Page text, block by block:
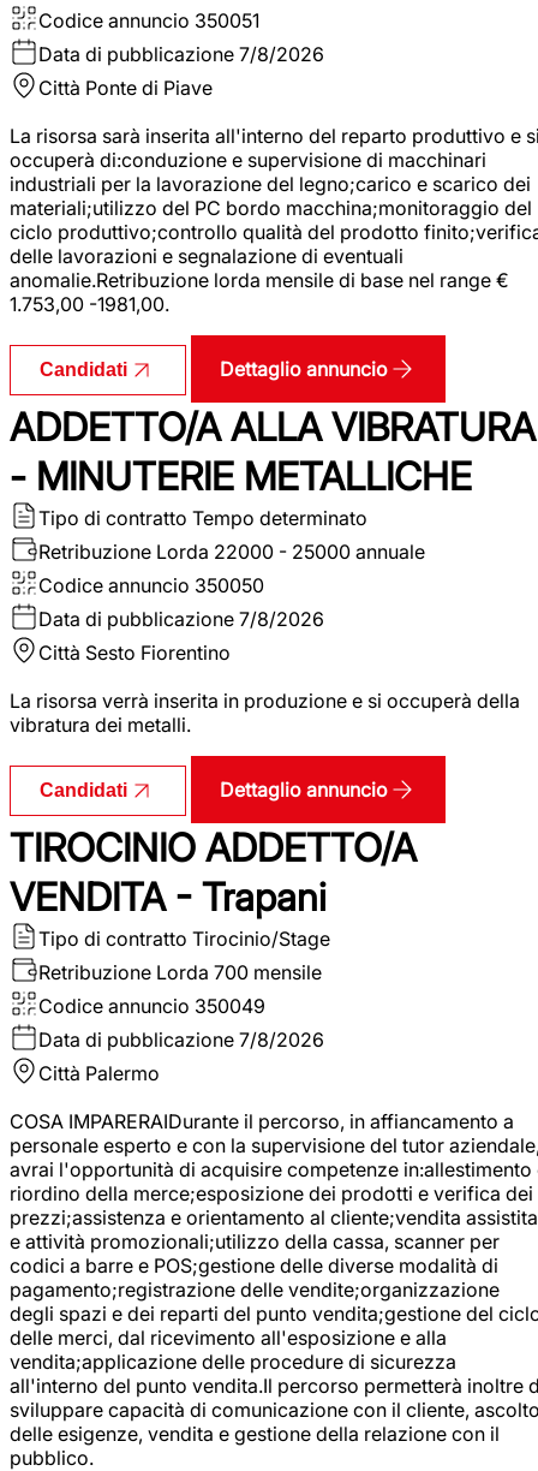
Codice annuncio 350051
Data di pubblicazione 7/8/2026
Città Ponte di Piave
La risorsa sarà inserita all'interno del reparto produttivo e
occuperà di:conduzione e supervisione di macchinari
industriali per la lavorazione del legno;carico e scarico dei
materiali;utilizzo del PC bordo macchina;monitoraggio del
ciclo produttivo;controllo qualità del prodotto
delle lavorazioni e segnalazione di eventuali
anomalie.Retribuzione lorda mensile di base nel range €
1.753,00 -1981,00.
Candidati Dettaglio annuncio
ADDETTO/A ALLA VIBRATURA
- MINUTERIE METALLICHE
Tipo di contratto Tempo determinato
Retribuzione Lorda 22000 - 25000 annuale
Codice annuncio 350050
Data di pubblicazione 7/8/2026
Città Sesto Fiorentino
La risorsa verrà inserita in produzione e si occuperà della
vibratura dei metalli.
Candidati Dettaglio annuncio
TIROCINIO ADDETTO/A
VENDITA - Trapani
Tipo di contratto Tirocinio/Stage
Retribuzione Lorda 700 mensile
Codice annuncio 350049
Data di pubblicazione 7/8/2026
Città Palermo
COSA IMPARERAIDurante il percorso, in affiancamento a
personale esperto e con la supervisione del tutor
avrai l'opportunità di acquisire competenze in:allestimento
riordino della merce;esposizione dei prodotti e verifica dei
prezzi;assistenza e orientamento al cliente;vendita assistita
e attività promozionali;utilizzo della cassa, scanner per
codici a barre e POS;gestione delle diverse modalità di
pagamento;registrazione delle vendite;organizzazione
degli spazi e dei reparti del punto vendita;gestione del
delle merci, dal ricevimento all'esposizione e alla
vendita;applicazione delle procedure di sicurezza
all'interno del punto vendita.Il percorso permetterà inoltre
sviluppare capacità di comunicazione con il cliente,
delle esigenze, vendita e gestione della relazione con il
pubblico.